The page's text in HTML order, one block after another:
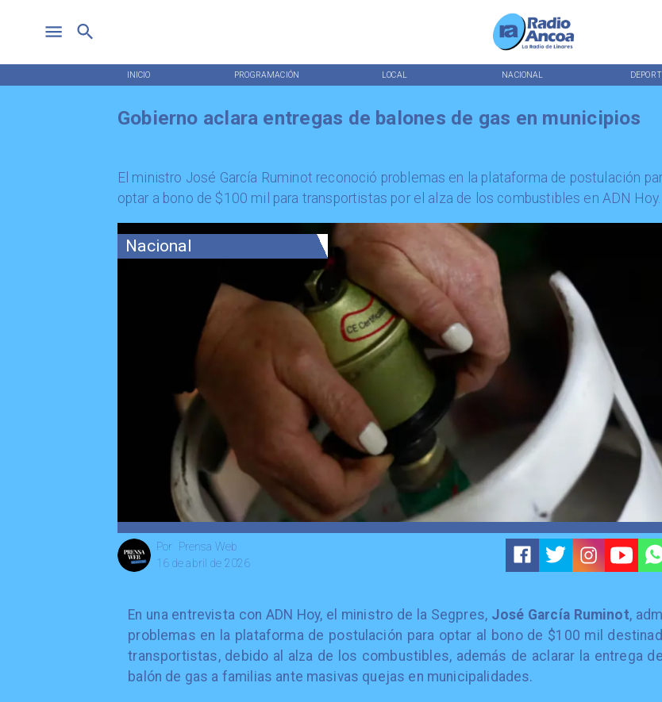
INICIO PROGRAMACIÓN LOCAL NACIONAL
Nacional
Prensa Web
Por
16 de abril de 2026
Gobierno aclara entregas de balones de gas en municipios
El ministro José García Ruminot reconoció problemas en la plataforma de postulación
optar a bono de $100 mil para transportistas por el alza de los combustibles en ADN Hoy.
En una entrevista con ADN Hoy, el ministro de la Segpres, José García Ruminot,
problemas en la plataforma de postulación para optar al bono de $100 mil
transportistas, debido al alza de los combustibles, además de aclarar la entrega
balón de gas a familias ante masivas quejas en municipalidades.